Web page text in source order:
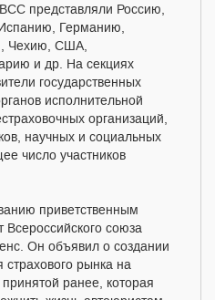
представляли Россию,
Германию,
Чехию, США,
и др. На секциях
государственных
исполнительной
организаций,
научных и социальных
число участников
приветственным
Всероссийского союза
Он объявил о создании
страхового рынка на
ранее, которая